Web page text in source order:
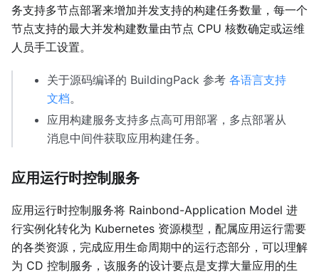
务支持多节点部署来增加并发支持的构建任务数量，每一个
节点支持的最大并发构建数量由节点 CPU 核数确定或运维
人员手工设置。
关于源码编译的 BuildingPack 参考 各语言支持
文档。
应用构建服务支持多点高可用部署，多点部署从
消息中间件获取应用构建任务。
应用运行时控制服务
应用运行时控制服务将 Rainbond-Application Model 进
行实例化转化为 Kubernetes 资源模型，配属应用运行需要
的各类资源，完成应用生命周期中的运行态部分，可以理解
为 CD 控制服务，该服务的设计要点是支撑大量应用的生